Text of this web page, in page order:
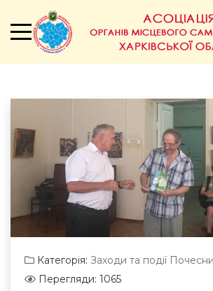
Категорія: Заходи та події
Перегляди: 1065